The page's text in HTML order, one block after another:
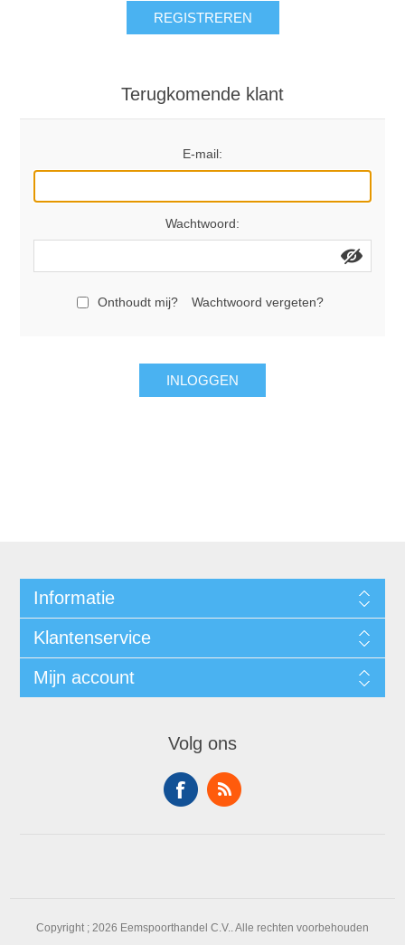
REGISTREREN
Terugkomende klant
E-mail:
Wachtwoord:
Onthoudt mij? Wachtwoord vergeten?
INLOGGEN
Informatie
Klantenservice
Mijn account
Volg ons
Copyright ; 2026 Eemspoorthandel C.V.. Alle rechten voorbehouden